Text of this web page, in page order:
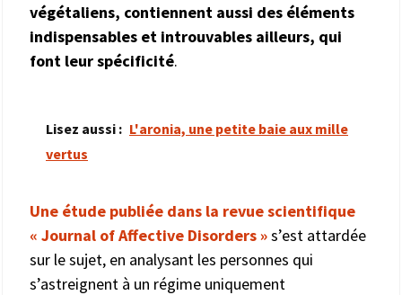
végétaliens, contiennent aussi des éléments
indispensables et introuvables ailleurs, qui
font leur spécificité.
Lisez aussi : L'aronia, une petite baie aux mille
vertus
Une étude publiée dans la revue scientifique
« Journal of Affective Disorders »s’est attardée
sur le sujet, en analysant les personnes qui
s’astreignent à un régime uniquement